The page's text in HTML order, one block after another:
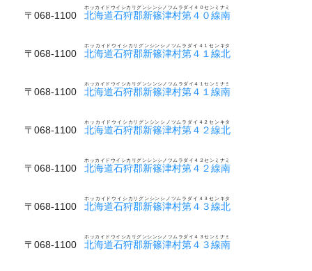
〒068-1100 北海道石狩郡新篠津村第４０線南
ホッカイドウイシカリグンシンシノツムラダイ４０センミナミ
〒068-1100 北海道石狩郡新篠津村第４１線北
ホッカイドウイシカリグンシンシノツムラダイ４１センキタ
〒068-1100 北海道石狩郡新篠津村第４１線南
ホッカイドウイシカリグンシンシノツムラダイ４１センミナミ
〒068-1100 北海道石狩郡新篠津村第４２線北
ホッカイドウイシカリグンシンシノツムラダイ４２センキタ
〒068-1100 北海道石狩郡新篠津村第４２線南
ホッカイドウイシカリグンシンシノツムラダイ４２センミナミ
〒068-1100 北海道石狩郡新篠津村第４３線北
ホッカイドウイシカリグンシンシノツムラダイ４３センキタ
〒068-1100 北海道石狩郡新篠津村第４３線南
ホッカイドウイシカリグンシンシノツムラダイ４３センミナミ